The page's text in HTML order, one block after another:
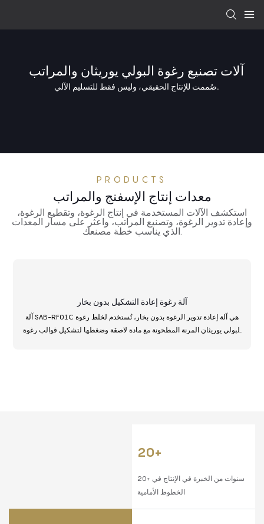
آلات تصنيع رغوة البولي يوريثان والمراتب
صُممت للإنتاج الحقيقي، وليس فقط للتسليم الآلي.
PRODUCTS
معدات إنتاج الإسفنج والمراتب
استكشف الآلات المستخدمة في إنتاج الرغوة، وتقطيع الرغوة،
وإعادة تدوير الرغوة، وتصنيع المراتب، واعثر على مسار المعدات
الذي يناسب خطة مصنعك.
آلة رغوة إعادة التشكيل بدون بخار
آلة SAB-RF01C هي آلة إعادة تدوير الرغوة بدون بخار، تُستخدم لخلط رغوة
البولي يوريثان المرنة المطحونة مع مادة لاصقة وضغطها لتشكيل قوالب رغوة
20+
20+ سنوات من الخبرة في الإنتاج في
الخطوط الأمامية